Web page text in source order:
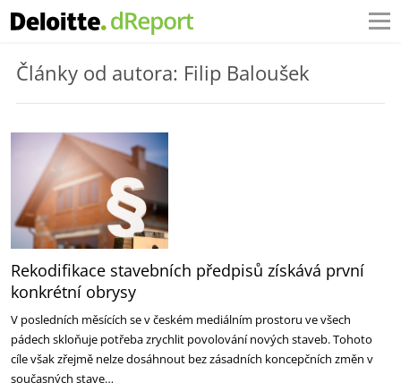
Články od autora: Filip Baloušek
Rekodifikace stavebních předpisů získává první
konkrétní obrysy
V posledních měsících se v českém mediálním prostoru ve všech
pádech skloňuje potřeba zrychlit povolování nových staveb. Tohoto
cíle však zřejmě nelze dosáhnout bez zásadních koncepčních změn v
současných stave…